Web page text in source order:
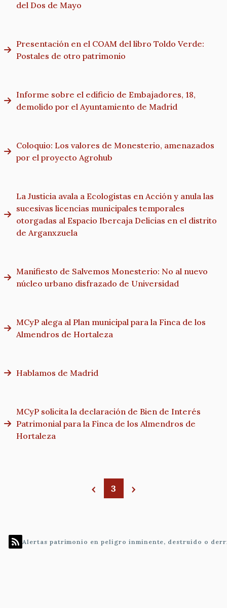
del Dos de Mayo
Presentación en el COAM del libro Toldo Verde:
Postales de otro patrimonio
Informe sobre el edificio de Embajadores, 18,
demolido por el Ayuntamiento de Madrid
Coloquio: Los valores de Monesterio, amenazados
por el proyecto Agrohub
La Justicia avala a Ecologistas en Acción y anula las
sucesivas licencias municipales temporales
otorgadas al Espacio Ibercaja Delicias en el distrito
de Arganxzuela
Manifiesto de Salvemos Monesterio: No al nuevo
núcleo urbano disfrazado de Universidad
MCyP alega al Plan municipal para la Finca de los
Almendros de Hortaleza
Hablamos de Madrid
MCyP solicita la declaración de Bien de Interés
Patrimonial para la Finca de los Almendros de
Hortaleza
3
Alertas patrimonio en peligro inminente, destruido o